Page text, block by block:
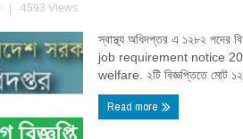
4593 Views
স্বাস্থ্য অধিদপ্তর এ ১২৮২
job requirement notice
welfare. ২টি বিজ্ঞপ্তিতে মোট
Read more